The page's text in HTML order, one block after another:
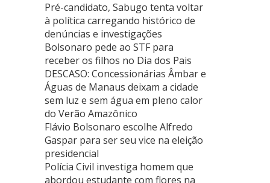
Pré-candidato, Sabugo tenta voltar
à política carregando histórico de
denúncias e investigações
Bolsonaro pede ao STF para
receber os filhos no Dia dos Pais
DESCASO: Concessionárias Âmbar e
Águas de Manaus deixam a cidade
sem luz e sem água em pleno calor
do Verão Amazônico
Flávio Bolsonaro escolhe Alfredo
Gaspar para ser seu vice na eleição
presidencial
Polícia Civil investiga homem que
abordou estudante com flores na